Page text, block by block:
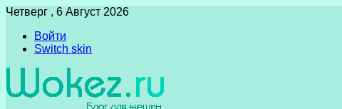
Четверг , 6 Август 2026
Войти
Switch skin